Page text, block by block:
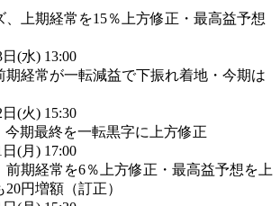
、上期経常を15％上方修正・最高益予想
(水) 13:00
期経常が一転減益で下振れ着地・今期は
(火) 15:30
今期最終を一転黒字に上方修正
(月) 17:00
前期経常を6％上方修正・最高益予想を上
円増額（訂正）